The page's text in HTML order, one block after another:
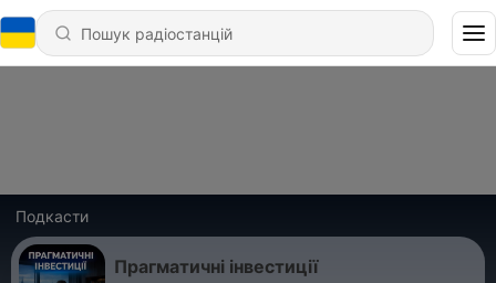
Подкасти
Прагматичні інвестиції